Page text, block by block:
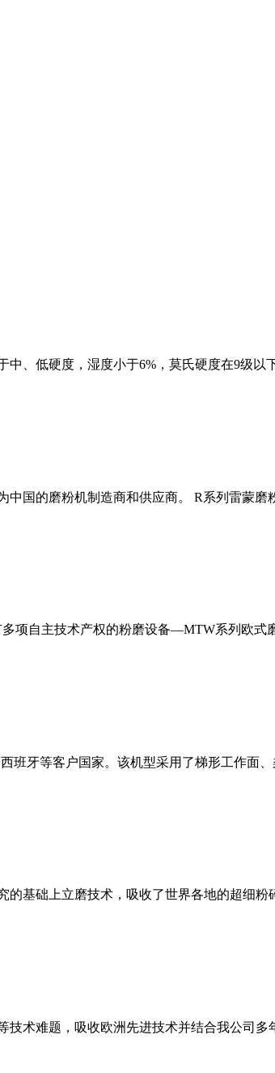
、低硬度，湿度小于6%，莫氏硬度在9级
国的磨粉机制造商和供应商。 R系列雷蒙
项自主技术产权的粉磨设备—MTW系列欧式
班牙等客户国家。该机型采用了梯形工作面
基础上立磨技术，吸收了世界各地的超细
术难题，吸收欧洲先进技术并结合我公司